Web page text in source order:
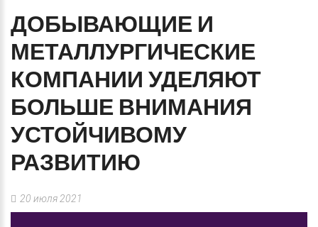
ДОБЫВАЮЩИЕ И
МЕТАЛЛУРГИЧЕСКИЕ
КОМПАНИИ УДЕЛЯЮТ
БОЛЬШЕ ВНИМАНИЯ
УСТОЙЧИВОМУ
РАЗВИТИЮ
20 июля 2021